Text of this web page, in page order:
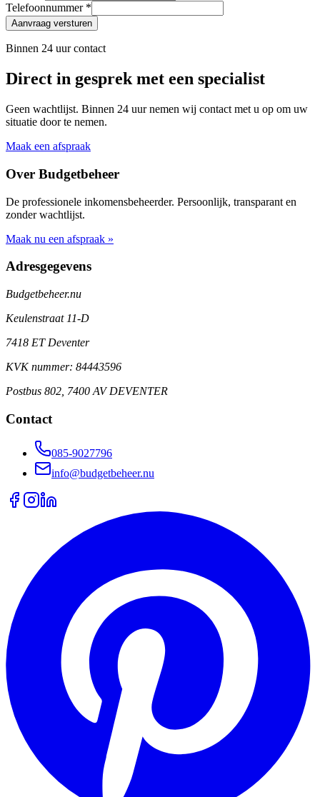
Telefoonnummer *
Aanvraag versturen
Binnen 24 uur contact
Direct in gesprek met een specialist
Geen wachtlijst. Binnen 24 uur nemen wij contact met u op om uw
situatie door te nemen.
Maak een afspraak
Over Budgetbeheer
De professionele inkomensbeheerder. Persoonlijk, transparant en
zonder wachtlijst.
Maak nu een afspraak »
Adresgegevens
Budgetbeheer.nu
Keulenstraat 11-D
7418 ET Deventer
KVK nummer: 84443596
Postbus 802, 7400 AV DEVENTER
Contact
085-9027796
info@budgetbeheer.nu